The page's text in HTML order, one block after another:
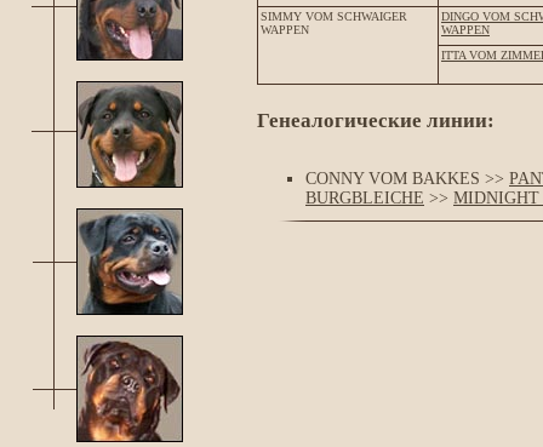
SIMMY VOM SCHWAIGER
WAPPEN
DINGO VOM
WAPPEN
ITTA VOM
Генеалогические линии:
CONNY VOM BAKKES >>
BURGBLEICHE >> MIDNIGHT